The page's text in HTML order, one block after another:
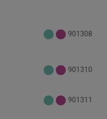
901308
901310
901311